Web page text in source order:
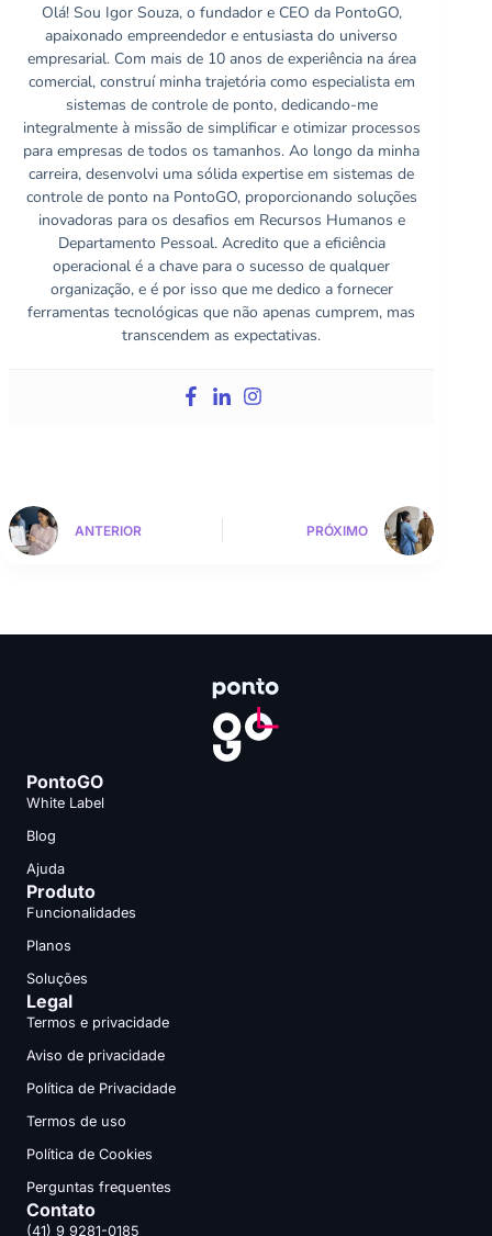
Olá! Sou Igor Souza, o fundador e CEO da PontoGO,
apaixonado empreendedor e entusiasta do universo
empresarial. Com mais de 10 anos de experiência na área
comercial, construí minha trajetória como especialista em
sistemas de controle de ponto, dedicando-me
integralmente à missão de simplificar e otimizar processos
para empresas de todos os tamanhos. Ao longo da minha
carreira, desenvolvi uma sólida expertise em sistemas de
controle de ponto na PontoGO, proporcionando soluções
inovadoras para os desafios em Recursos Humanos e
Departamento Pessoal. Acredito que a eficiência
operacional é a chave para o sucesso de qualquer
organização, e é por isso que me dedico a fornecer
ferramentas tecnológicas que não apenas cumprem, mas
transcendem as expectativas.
ANTERIOR PRÓXIMO
PontoGO
White Label
Blog
Ajuda
Produto
Funcionalidades
Planos
Soluções
Legal
Termos e privacidade
Aviso de privacidade
Política de Privacidade
Termos de uso
Política de Cookies
Perguntas frequentes
Contato
(41) 9 9281-0185